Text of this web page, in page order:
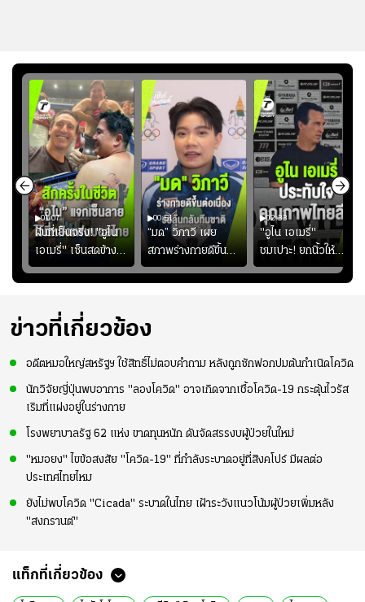
01:07
ฝันที่เป็นจริง! "อูไน
เอเมรี่" เซ็นสดข้าง
รอยสักบนแผ่นหลัง
"คุณเต๊ะ" แฟนพันธุ์
00:51
“มด” วิภาวี เผย
สภาพร่างกายดีขึ้น
อย่างต่อเนื่อง พร้อม
พยายามลงสนามให้
ความมั่นใจ
02:33
"อูไน เอเมรี่"
ชมเปาะ! ยกนิ้วให้
แท็กติกบีจี แฮปปี้
สุดๆ กับการเยือนไทย
ข่าวที่เกี่ยวข้อง
อดีตหมอใหญ่สหรัฐฯ ใช้สิทธิ์ไม่ตอบคำถาม หลังถูกซักฟอกปมต้นกำเนิดโควิด
นักวิจัยญี่ปุ่นพบอาการ "ลองโควิด" อาจเกิดจากเชื้อโควิด-19 กระตุ้นไวรัส
เริมที่แฝงอยู่ในร่างกาย
โรงพยาบาลรัฐ 62 แห่ง ขาดทุนหนัก ดันจัดสรรงบผู้ป่วยในใหม่
"หมอยง" ไขข้อสงสัย "โควิด-19" ที่กำลังระบาดอยู่ที่สิงคโปร์ มีผลต่อ
ประเทศไทยไหม
ยังไม่พบโควิด "Cicada" ระบาดในไทย เฝ้าระวังแนวโน้มผู้ป่วยเพิ่มหลัง
"สงกรานต์"
แท็กที่เกี่ยวข้อง